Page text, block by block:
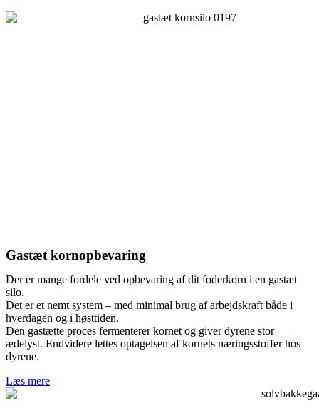
Gastæt kornopbevaring
Der er mange fordele ved opbevaring af dit foderkorn i en gastæt
silo.
Det er et nemt system – med minimal brug af arbejdskraft både i
hverdagen og i høsttiden.
Den gastætte proces fermenterer kornet og giver dyrene stor
ædelyst. Endvidere lettes optagelsen af kornets næringsstoffer hos
dyrene.
Læs mere